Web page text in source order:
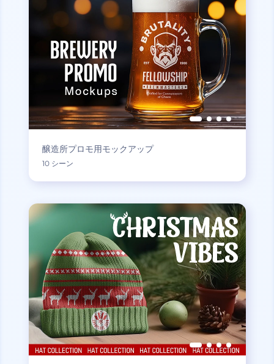
醸造所プロモ用モックアップ
10 シーン